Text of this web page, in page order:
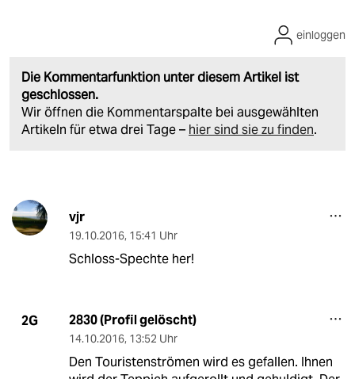
Die Kommentarfunktion unter diesem Artikel ist
geschlossen.
Wir öffnen die Kommentarspalte bei ausgewählten
Artikeln für etwa drei Tage – hier sind sie zu finden.
einloggen
vjr
19.10.2016, 15:41 Uhr
Schloss-Spechte her!
2G 2830 (Profil gelöscht)
14.10.2016, 13:52 Uhr
Den Touristenströmen wird es gefallen. Ihnen